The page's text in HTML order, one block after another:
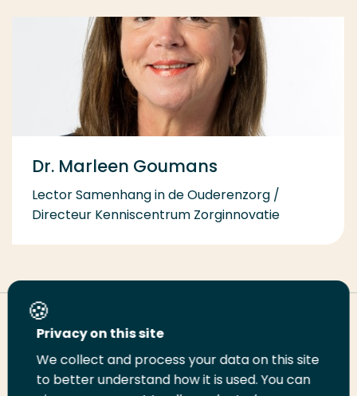
Dr. Marleen Goumans
Lector Samenhang in de Ouderenzorg /
Directeur Kenniscentrum Zorginnovatie
Deel deze pagina
DeelDeelDeelEmailPrint
Privacy on this site
We collect and process your data on this site
to better understand how it is used. You can